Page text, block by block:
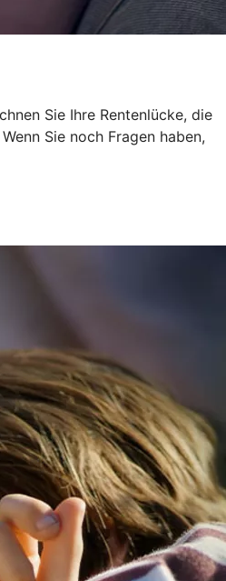
Sie Ihre Rentenlücke, die
Sie noch Fragen haben,